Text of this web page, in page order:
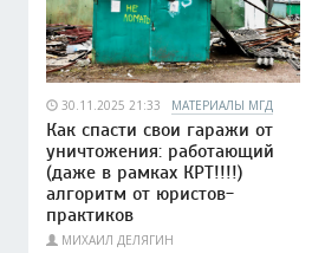
30.11.2025 21:33 МАТЕРИАЛЫ МГД
Как спасти свои гаражи от
уничтожения: работающий
(даже в рамках КРТ!!!!)
алгоритм от юристов-
практиков
МИХАИЛ ДЕЛЯГИН